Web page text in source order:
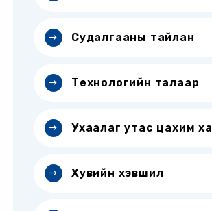
Судалгааны тайлан
Технологийн талаар
Ухаалаг утас цахим
Хувийн хэвшил